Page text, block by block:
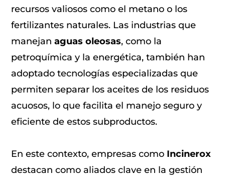
recursos valiosos como el metano o los
fertilizantes naturales. Las industrias que
manejanaguas oleosas, como la
petroquímica y la energética, también han
adoptado tecnologías especializadas que
permiten separar los aceites de los residuos
acuosos, lo que facilita el manejo seguro y
eficiente de estos subproductos.
En este contexto, empresas como Incinerox
destacan como aliados clave en la gestión